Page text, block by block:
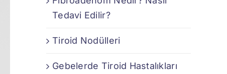
Tedavi Edilir?
Tiroid Nodülleri
Gebelerde Tiroid Hastalıkları